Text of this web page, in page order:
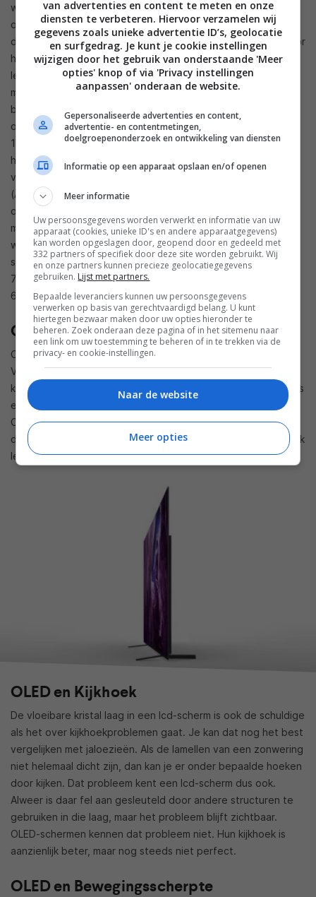
wordt met andere woorden zonder overdreven verlies
omgezet in licht. Het verschil zit hem in hoeveel stroom we
door een OLED kunnen sturen zonder nadelige gevolgen voor
het materiaal. In dat opzicht moet de OLED nog de duimen
leggen voor de led. Dat uit zich op twee verschillende
manieren. De maximale helderheid die een OLED-scherm kan
bereiken (bij een correct D65 witpunt) ligt momenteel
ongeveer op 800 nits. lcd-tv’s kunnen veel hoger gaan, tot
1.500 nits. Maar dat is gemeten wanneer wit slechts 10% van
het totale schermoppervlak inneemt. Wanneer we een
volledig wit scherm tonen grijpt bij een OLED-scherm de ABL
(Average Brightness Limiter) in en is de maximale helderheid
ongeveer 130 nits. Bij lcd-tv’s is dat niet nodig, en kan de
maximale helderheid dan dezelfde blijven. In praktijk daalt ze
wel omdat een te hoge helderheid op een volledig wit
scherm onaangenaam zou zijn. Maar lcd-tv’s die een piek van
700 nits halen zullen op een volledig wit scherm vaak nog
600 nits overhouden.
OLED en Kleuren
OLED is in staat om een breder
Voor SDR-weergave (toch nog steeds het gross van ons
kijkvoer) heeft dat geen belang. Maar voor
HDR-weergave
is
een groter kleurbereik wel essentieel. De voorsprong die
OLED hier oorspronkelijk had is wel verdwenen omdat lcd-tv’s
diequantum dots
gebruiken een zeer gelijkaardig kleurbereik
leveren.
OLED en Kijkhoek
De vloeibare kristal laag in een lcd-scherm is ook de schuldige
als het over kijkhoekproblemen gaat. Je kan dat nog het best
vergelijken met jaloezieën. Als de lamellen van een zonwering
niet helemaal dicht zijn, dan kan je er onder bepaalde hoeken
door kijken. Dat probleem kent een lcd-scherm dus ook.
Alweer is daar fel aan gesleuteld door andere structuren te
gebruiken in die laag, maar het probleem blijft zichtbaar.
OLED-schermen kennen dat probleem niet. Hun kijkhoek is
aanzienlijk beter, maar nog steeds niet perfect.
OLED en Bewegingsscherpte
van advertenties en content te meten en onze
diensten te verbeteren. Hiervoor verzamelen wij
gegevens zoals unieke advertentie ID’s, geolocatie
en surfgedrag. Je kunt je cookie instellingen
wijzigen door het gebruik van onderstaande 'Meer
opties' knop of via 'Privacy instellingen
aanpassen' onderaan de website.
Gepersonaliseerde advertenties en content,
advertentie- en contentmetingen,
doelgroepenonderzoek en ontwikkeling van diensten
Informatie op een apparaat opslaan en/of openen
Meer informatie
Uw persoonsgegevens worden verwerkt en informatie van uw
apparaat (cookies, unieke ID's en andere apparaatgegevens)
kan worden opgeslagen door, geopend door en gedeeld met
332 partners of specifiek door deze site worden gebruikt. Wij
en onze partners kunnen precieze geolocatiegegevens
gebruiken. Lijst met partners.
Bepaalde leveranciers kunnen uw persoonsgegevens
verwerken op basis van gerechtvaardigd belang. U kunt
hiertegen bezwaar maken door uw opties hieronder te
beheren. Zoek onderaan deze pagina of in het sitemenu naar
een link om uw toestemming te beheren of in te trekken via de
privacy- en cookie-instellingen.
Naar de website
Meer opties